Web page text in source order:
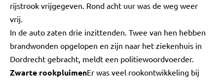
rijstrook vrijgegeven. Rond acht uur was de weg weer
vrij.
In de auto zaten drie inzittenden. Twee van hen hebben
brandwonden opgelopen en zijn naar het ziekenhuis in
Dordrecht gebracht, meldt een politiewoordvoerder.
Zwarte rookpluimenEr was veel rookontwikkeling bij